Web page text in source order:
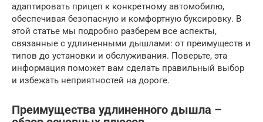
адаптировать прицеп к конкретному автомобилю,
обеспечивая безопасную и комфортную буксировку. В
этой статье мы подробно разберем все аспекты,
связанные с удлиненными дышлами: от преимуществ и
типов до установки и обслуживания. Поверьте, эта
информация поможет вам сделать правильный выбор
и избежать неприятностей на дороге.
Преимущества удлиненного дышла –